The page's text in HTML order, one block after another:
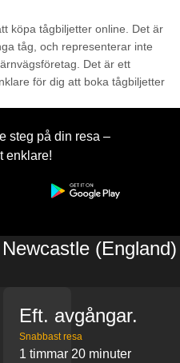
köpa tågbiljetter online. Det är
tåg, och representerar inte
Det är ett
för dig att boka tågbiljetter
steg på din resa –
enklare!
(England)
Eft. avgångar.
Snabbast resa
1 timmar 20 minuter